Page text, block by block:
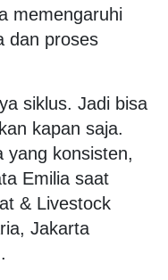
memengaruhi
dan proses
siklus. Jadi bisa
kapan saja.
yang konsisten,
Emilia saat
& Livestock
Jakarta